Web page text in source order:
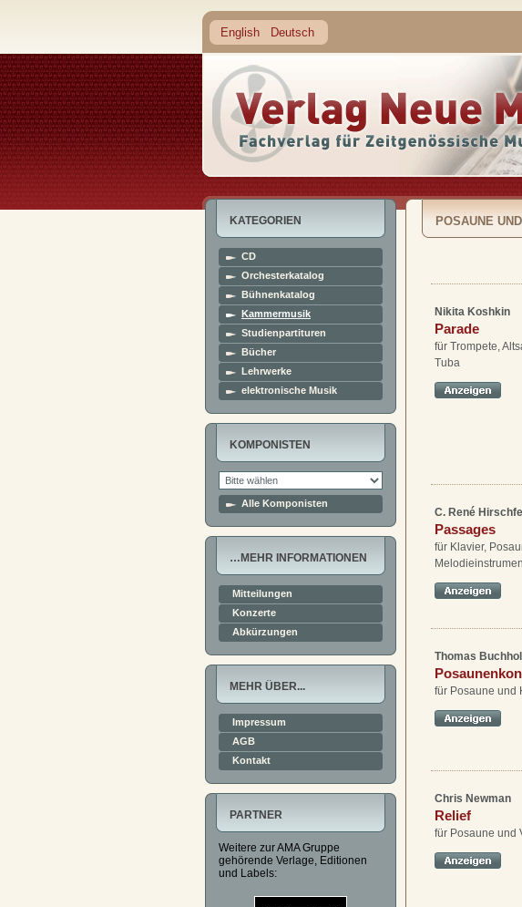
English Deutsch
KATEGORIEN
CD
Orchesterkatalog
Bühnenkatalog
Kammermusik
Studienpartituren
Bücher
Lehrwerke
elektronische Musik
KOMPONISTEN
Alle Komponisten
…MEHR INFORMATIONEN
Mitteilungen
Konzerte
Abkürzungen
MEHR ÜBER...
Impressum
AGB
Kontakt
PARTNER
Weitere zur AMA Gruppe
gehörende Verlage, Editionen
und Labels:
POSAUNE
Nikita Koshkin
Parade
für Trompete,
Tuba
C. René
Passages
für Klavier,
Thomas
für Posaune und
Chris Newman
Relief
für Posaune und